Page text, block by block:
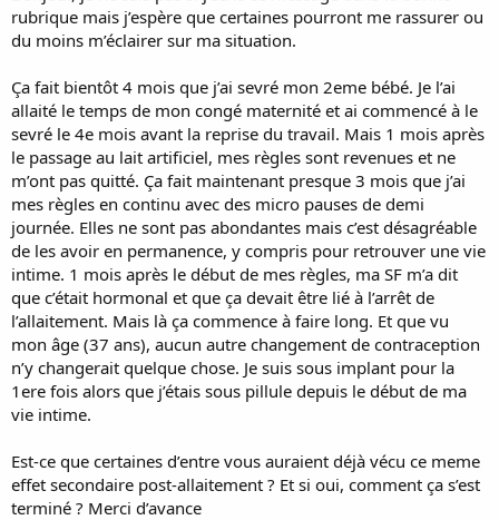
rubrique mais j’espère que certaines pourront me rassurer ou
du moins m’éclairer sur ma situation.
Ça fait bientôt 4 mois que j’ai sevré mon 2eme bébé. Je l’ai
allaité le temps de mon congé maternité et ai commencé à le
sevré le 4e mois avant la reprise du travail. Mais 1 mois après
le passage au lait artificiel, mes règles sont revenues et ne
m’ont pas quitté. Ça fait maintenant presque 3 mois que j’ai
mes règles en continu avec des micro pauses de demi
journée. Elles ne sont pas abondantes mais c’est désagréable
de les avoir en permanence, y compris pour retrouver une vie
intime. 1 mois après le début de mes règles, ma SF m’a dit
que c’était hormonal et que ça devait être lié à l’arrêt de
l’allaitement. Mais là ça commence à faire long. Et que vu
mon âge (37 ans), aucun autre changement de contraception
n’y changerait quelque chose. Je suis sous implant pour la
1ere fois alors que j’étais sous pillule depuis le début de ma
vie intime.
Est-ce que certaines d’entre vous auraient déjà vécu ce meme
effet secondaire post-allaitement ? Et si oui, comment ça s’est
terminé ? Merci d’avance